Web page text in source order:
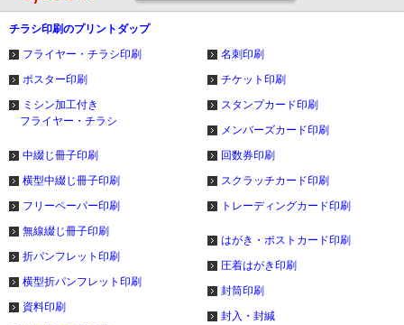
チラシ印刷のプリントダップ
フライヤー・チラシ印刷
ポスター印刷
ミシン加工付き
フライヤー・チラシ
中綴じ冊子印刷
横型中綴じ冊子印刷
フリーペーパー印刷
無線綴じ冊子印刷
折パンフレット印刷
横型折パンフレット印刷
資料印刷
名刺印刷
チケット印刷
スタンプカード印刷
メンバーズカード印刷
回数券印刷
スクラッチカード印刷
トレーディングカード印刷
はがき・ポストカード印刷
圧着はがき印刷
封筒印刷
封入・封緘